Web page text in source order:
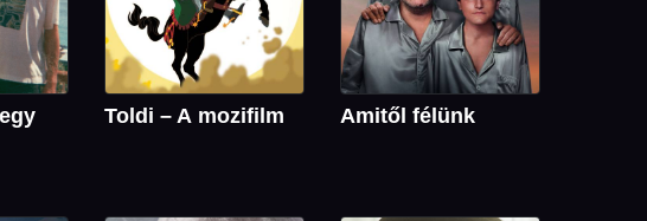
Toldi – A mozifilm Amitől félünk